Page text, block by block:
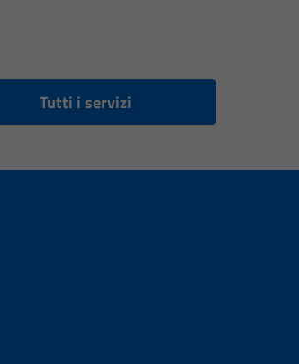
Tutti i servizi